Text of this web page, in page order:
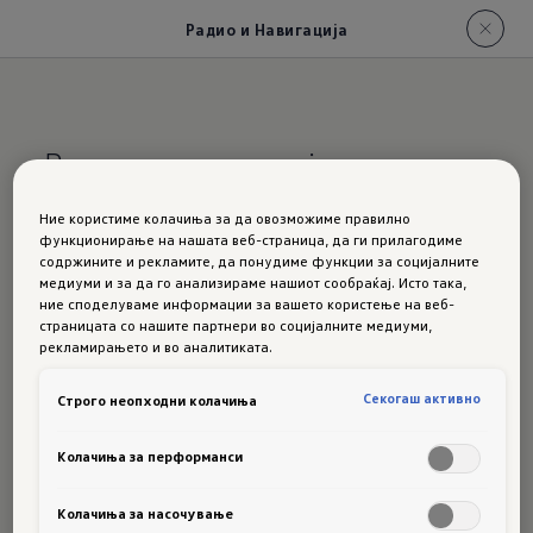
Радио и Навигација
Радио и навигација
Насочен кон
возачот.Цело
сно без
прекинувачи
Ние користиме колачиња за да овозможиме правилно
функционирање на нашата веб-страница, да ги прилагодиме
содржините и рекламите, да понудиме функции за социјалните
медиуми и за да го анализираме нашиот сообраќај. Исто така,
ние споделуваме информации за вашето користење на веб-
страницата со нашите партнери во социјалните медиуми,
рекламирањето и во аналитиката.
Строго неопходни колачиња Секогаш активно
Колачиња за перформанси
Колачиња за насочување